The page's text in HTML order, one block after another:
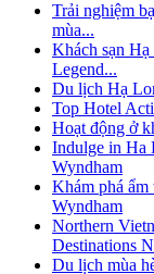
Trải nghiệm
mùa...
Khách sạn
Legend...
Du lịch Hạ
Top Hotel
Hoạt động ở
Indulge in Ha
Wyndham
Khám phá
Wyndham
Northern
Destinations
Du lịch mùa